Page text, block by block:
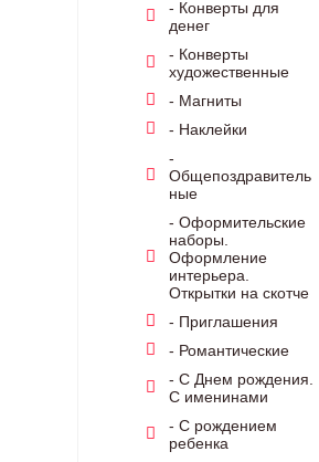
- Конверты для
денег
- Конверты
художественные
- Магниты
- Наклейки
-
Общепоздравитель
ные
- Оформительские
наборы.
Оформление
интерьера.
Открытки на скотче
- Приглашения
- Романтические
- С Днем рождения.
С именинами
- С рождением
ребенка